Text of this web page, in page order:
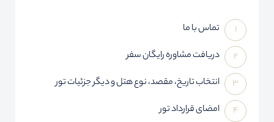
تماس با ما
دریافت مشاوره رایگان سفر
انتخاب تاریخ، مقصد، نوع هتل و دیگر جزئیات تور
امضای قرارداد تور